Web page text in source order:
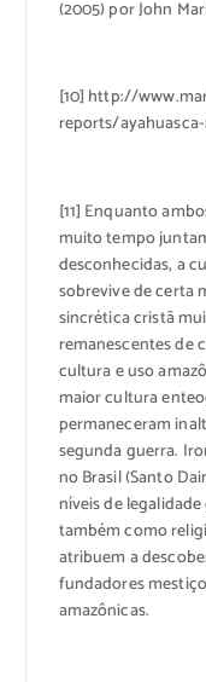
(2005) por John
[10] http://
reports/
[11] Enquanto
muito tempo
desconhecidas, a
sobrevive de certa
sincrética cristã
remanescentes de
cultura e uso
maior cultura
permaneceram
segunda guerra.
no Brasil (Santo
níveis de
também como
atribuem a
fundadores
amazônicas.